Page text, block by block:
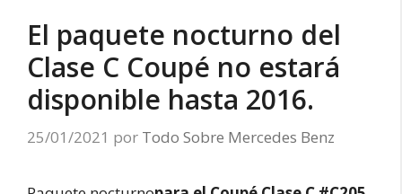
El paquete nocturno del
Clase C Coupé no estará
disponible hasta 2016.
25/01/2021 por Todo Sobre Mercedes Benz